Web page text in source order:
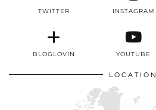
TWITTER INSTAGRAM
BLOGLOVIN YOUTUBE
LOCATION